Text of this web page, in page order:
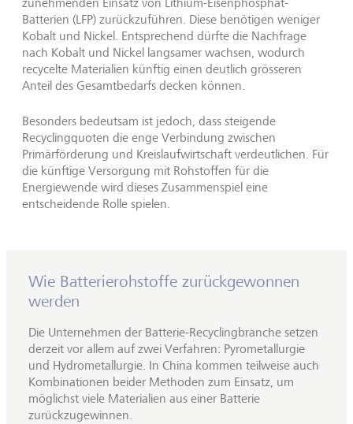
zunehmenden Einsatz von Lithium-Eisenphosphat-
Batterien (LFP) zurückzuführen. Diese benötigen weniger
Kobalt und Nickel. Entsprechend dürfte die Nachfrage
nach Kobalt und Nickel langsamer wachsen, wodurch
recycelte Materialien künftig einen deutlich grösseren
Anteil des Gesamtbedarfs decken können.
Besonders bedeutsam ist jedoch, dass steigende
Recyclingquoten die enge Verbindung zwischen
Primärförderung und Kreislaufwirtschaft verdeutlichen. Für
die künftige Versorgung mit Rohstoffen für die
Energiewende wird dieses Zusammenspiel eine
entscheidende Rolle spielen.
Wie Batterierohstoffe zurückgewonnen
werden
Die Unternehmen der Batterie-Recyclingbranche setzen
derzeit vor allem auf zwei Verfahren: Pyrometallurgie
und Hydrometallurgie. In China kommen teilweise auch
Kombinationen beider Methoden zum Einsatz, um
möglichst viele Materialien aus einer Batterie
zurückzugewinnen.